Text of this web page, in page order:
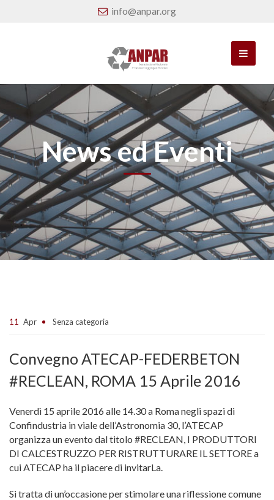
info@anpar.org
News ed Eventi
11 Apr Senza categoria
Convegno ATECAP-FEDERBETON
#RECLEAN, ROMA 15 Aprile 2016
Venerdì 15 aprile 2016 alle 14.30 a Roma negli spazi di
Confindustria in viale dell’Astronomia 30, l’ATECAP
organizza un evento dal titolo #RECLEAN, I PRODUTTORI
DI CALCESTRUZZO PER RISTRUTTURARE IL SETTORE a
cui ATECAP ha il piacere di invitarLa.
Si tratta di un’occasione per stimolare una riflessione comune